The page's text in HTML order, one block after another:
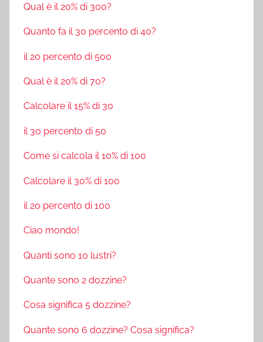
Qual è il 20% di 300?
Quanto fa il 30 percento di 40?
il 20 percento di 500
Qual è il 20% di 70?
Calcolare il 15% di 30
il 30 percento di 50
Come si calcola il 10% di 100
Calcolare il 30% di 100
il 20 percento di 100
Ciao mondo!
Quanti sono 10 lustri?
Quante sono 2 dozzine?
Cosa significa 5 dozzine?
Quante sono 6 dozzine? Cosa significa?